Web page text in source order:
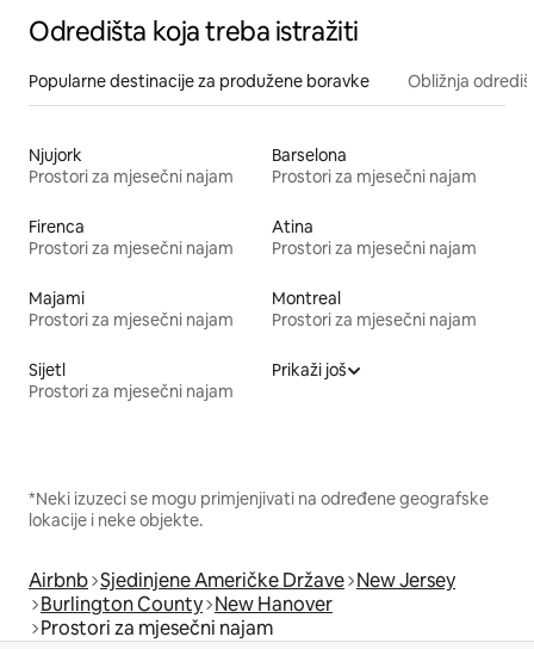
Odredišta koja treba istražiti
Popularne destinacije za produžene boravke Obližnja
Njujork
Prostori za mjesečni najam
Barselona
Prostori za mjesečni najam
Firenca
Prostori za mjesečni najam
Atina
Prostori za mjesečni najam
Majami
Prostori za mjesečni najam
Montreal
Prostori za mjesečni najam
Sijetl
Prostori za mjesečni najam
Prikaži još
*Neki izuzeci se mogu primjenjivati na određene geografske
lokacije i neke objekte.
Airbnb Sjedinjene Američke Države New Jersey
Burlington County New Hanover
Prostori za mjesečni najam